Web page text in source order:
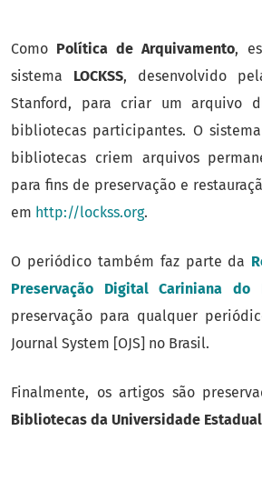
Como Política de Arquivamento,
sistema LOCKSS, desenvolvido
Stanford, para criar um arquivo
bibliotecas participantes. O
bibliotecas criem arquivos
para fins de preservação e
em http://lockss.org.
O periódico também faz parte da
Preservação Digital Cariniana do
preservação para qualquer
Journal System [OJS] no Brasil.
Finalmente, os artigos são
Bibliotecas da Universidade